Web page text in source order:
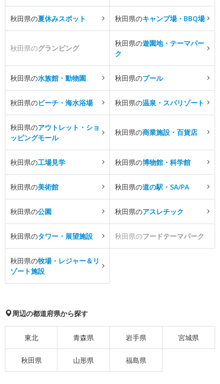
秋田県の夏休みスポット 秋田県のキャンプ場・BBQ場
秋田県のグランピング
秋田県の遊園地・テーマパー
ク
秋田県の水族館・動物園 秋田県のプール
秋田県のビーチ・海水浴場 秋田県の温泉・スパリゾート
秋田県のアウトレット・ショ
ッピングモール
秋田県の商業施設・百貨店
秋田県の工場見学 秋田県の博物館・科学館
秋田県の美術館 秋田県の道の駅・SA/PA
秋田県の公園 秋田県のアスレチック
秋田県のタワー・展望施設 秋田県のフードテーマパーク
秋田県の牧場・レジャー＆リ
ゾート施設
周辺の都道府県から探す
東北 青森県 岩手県 宮城県
秋田県 山形県 福島県